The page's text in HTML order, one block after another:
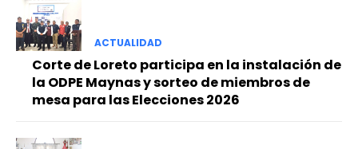
ACTUALIDAD
Corte de Loreto participa en la instalación de
la ODPE Maynas y sorteo de miembros de
mesa para las Elecciones 2026